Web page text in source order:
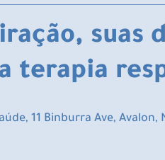
suas
terapia
11 Binburra Ave, Avalon,